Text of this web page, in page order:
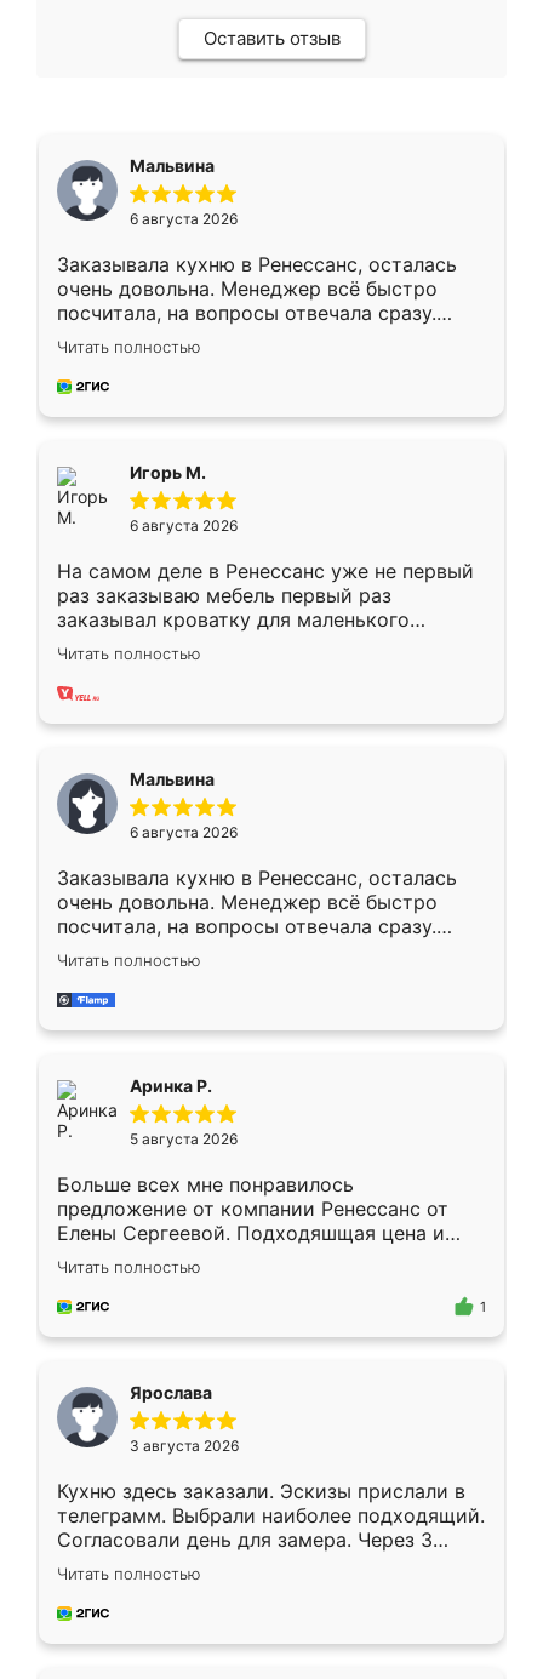
Оставить отзыв
Мальвина
6 августа 2026
Заказывала кухню в Ренессанс, осталась
очень довольна. Менеджер всё быстро
посчитала, на вопросы отвечала сразу.
Замерщик приехал в субботу, подошёл к
делу со всей ответственностью. Собрали
за день, ребята работали аккуратно, даже
Читать полностью
Игорь М.
6 августа 2026
На самом деле в Ренессанс уже не первый
раз заказываю мебель первый раз
заказывал кроватку для маленького
ребёнка при его рождении ,во второй раз
заказал шкаф-купе. По качеству очень
хорошее сборка достаточно быстрая,
меньше, здесь же он более разнообразный.
Мне нравится ,если что-то потребуется из
мебели буду заказывать только здесь.
Читать полностью
Мальвина
6 августа 2026
Заказывала кухню в Ренессанс, осталась
очень довольна. Менеджер всё быстро
посчитала, на вопросы отвечала сразу.
Замерщик приехал в субботу, подошёл к
делу со всей ответственностью. Собрали
за день, ребята работали аккуратно, даже
Читать полностью
Аринка Р.
5 августа 2026
Больше всех мне понравилось
предложение от компании Ренессанс от
Елены Сергеевой. Подходяшщая цена и
короткие сроки изготовления. Приехавший
для замера сотрудник Владислав
предложил по моему эскизу самый
Читать полностью
1
Ярослава
3 августа 2026
Кухню здесь заказали. Эскизы прислали в
телеграмм. Выбрали наиболее подходящий.
Согласовали день для замера. Через 3
недели кухня была уже готова. Остались
довольны работой. Спасибо Ренессанс
мебель за качественную работу!
Читать полностью